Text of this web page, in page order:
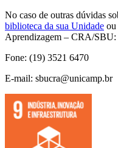
No caso de outras dúvidas
biblioteca da sua Unidade ou
Aprendizagem – CRA/SBU:
Fone: (19) 3521 6470
E-mail: sbucra@unicamp.br